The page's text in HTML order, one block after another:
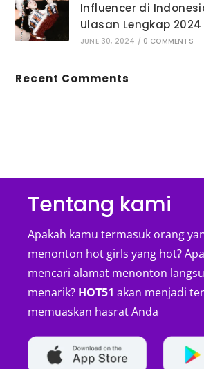
Influencer di
Ulasan Lengkap 2024
JUNE 30, 2024 / 0 COMMENTS
Recent Comments
Tentang kami
Apakah kamu termasuk orang
menonton hot girls yang hot?
mencari alamat menonton
menarik? HOT51 akan menjadi
memuaskan hasrat Anda